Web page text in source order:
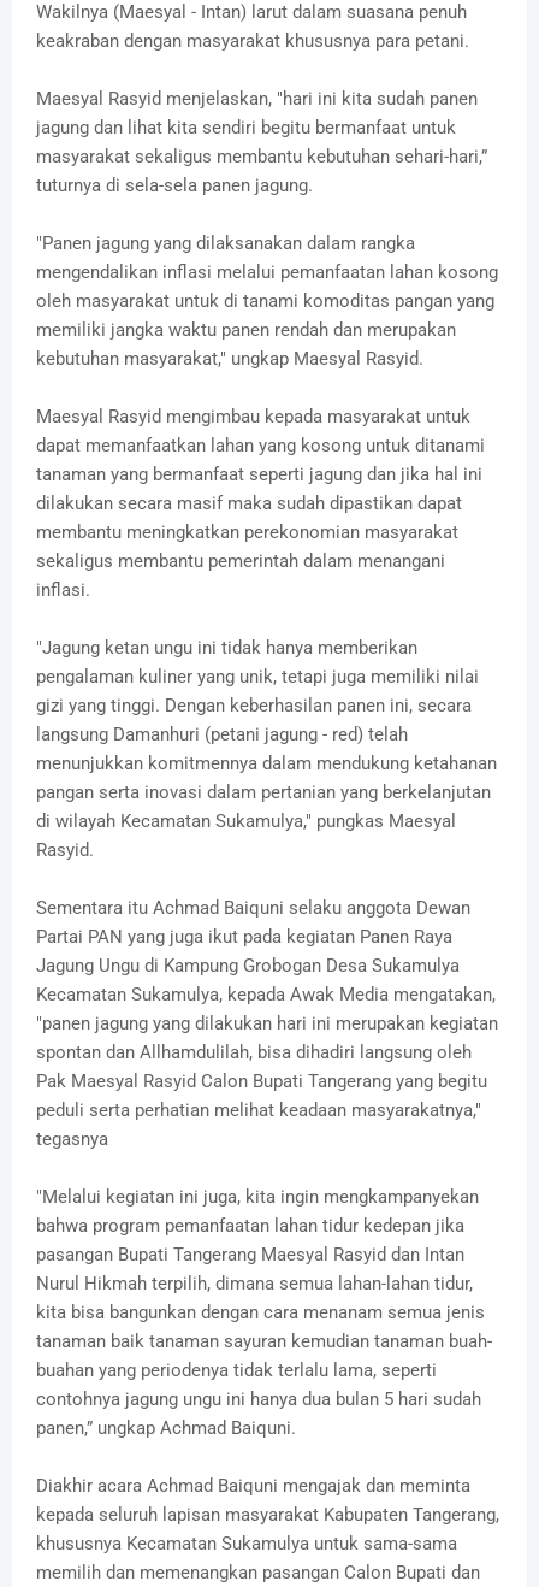
Wakilnya (Maesyal - Intan) larut dalam suasana penuh
keakraban dengan masyarakat khususnya para petani.
Maesyal Rasyid menjelaskan, "hari ini kita sudah panen
jagung dan lihat kita sendiri begitu bermanfaat untuk
masyarakat sekaligus membantu kebutuhan sehari-hari,”
tuturnya di sela-sela panen jagung.
"Panen jagung yang dilaksanakan dalam rangka
mengendalikan inflasi melalui pemanfaatan lahan kosong
oleh masyarakat untuk di tanami komoditas pangan yang
memiliki jangka waktu panen rendah dan merupakan
kebutuhan masyarakat," ungkap Maesyal Rasyid.
Maesyal Rasyid mengimbau kepada masyarakat untuk
dapat memanfaatkan lahan yang kosong untuk ditanami
tanaman yang bermanfaat seperti jagung dan jika hal ini
dilakukan secara masif maka sudah dipastikan dapat
membantu meningkatkan perekonomian masyarakat
sekaligus membantu pemerintah dalam menangani
inflasi.
"Jagung ketan ungu ini tidak hanya memberikan
pengalaman kuliner yang unik, tetapi juga memiliki nilai
gizi yang tinggi. Dengan keberhasilan panen ini, secara
langsung Damanhuri (petani jagung - red) telah
menunjukkan komitmennya dalam mendukung ketahanan
pangan serta inovasi dalam pertanian yang berkelanjutan
di wilayah Kecamatan Sukamulya," pungkas Maesyal
Rasyid.
Sementara itu Achmad Baiquni selaku anggota Dewan
Partai PAN yang juga ikut pada kegiatan Panen Raya
Jagung Ungu di Kampung Grobogan Desa Sukamulya
Kecamatan Sukamulya, kepada Awak Media mengatakan,
"panen jagung yang dilakukan hari ini merupakan kegiatan
spontan dan Allhamdulilah, bisa dihadiri langsung oleh
Pak Maesyal Rasyid Calon Bupati Tangerang yang begitu
peduli serta perhatian melihat keadaan masyarakatnya,"
tegasnya
"Melalui kegiatan ini juga, kita ingin mengkampanyekan
bahwa program pemanfaatan lahan tidur kedepan jika
pasangan Bupati Tangerang Maesyal Rasyid dan Intan
Nurul Hikmah terpilih, dimana semua lahan-lahan tidur,
kita bisa bangunkan dengan cara menanam semua jenis
tanaman baik tanaman sayuran kemudian tanaman buah-
buahan yang periodenya tidak terlalu lama, seperti
contohnya jagung ungu ini hanya dua bulan 5 hari sudah
panen,” ungkap Achmad Baiquni.
Diakhir acara Achmad Baiquni mengajak dan meminta
kepada seluruh lapisan masyarakat Kabupaten Tangerang,
khususnya Kecamatan Sukamulya untuk sama-sama
memilih dan memenangkan pasangan Calon Bupati dan